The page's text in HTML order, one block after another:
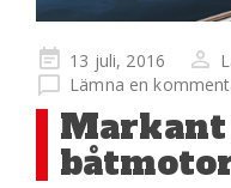
Publicerad
på
13 juli, 2016
Lämna en